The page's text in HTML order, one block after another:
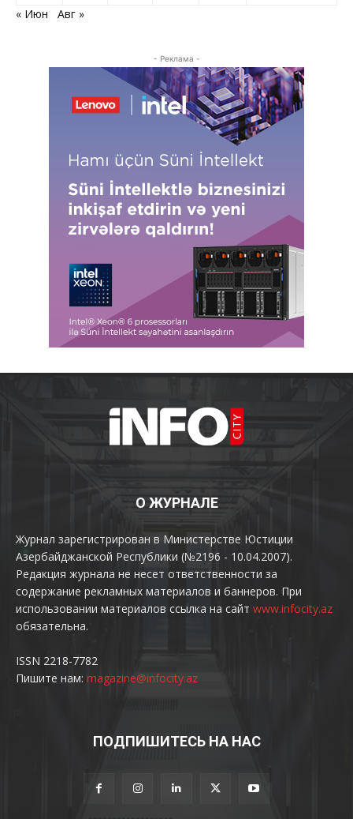
« Июн
Авг »
- Реклама -
О ЖУРНАЛЕ
Журнал зарегистрирован в Министерстве Юстиции
Азербайджанской Республики (№2196 - 10.04.2007).
Редакция журнала не несет ответственности за
содержание рекламных материалов и баннеров. При
использовании материалов ссылка на сайт www.infocity.az
обязательна.
ISSN 2218-7782
Пишите нам: magazine@infocity.az
ПОДПИШИТЕСЬ НА НАС